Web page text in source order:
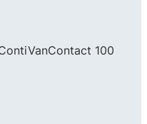
100